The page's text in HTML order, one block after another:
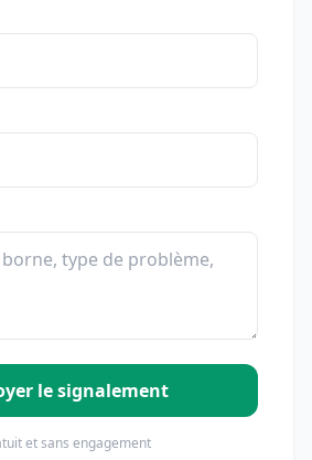
le signalement
et sans engagement